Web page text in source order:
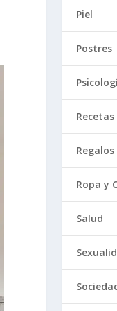
Piel
Postres
Recetas
Regalos
Ropa y
Salud